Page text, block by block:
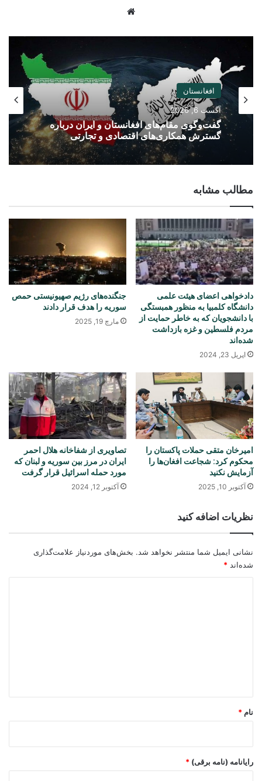
افغانستان
آگست 6, 2026
گفت‌وگوی مقام‌های افغانستان و ایران درباره
گسترش همکاری‌های اقتصادی و تجارتی
مطالب مشابه
دادخواهی اعضای هیئت علمی
دانشگاه کلمبیا به منظور همبستگی
با دانشجویان که به خاطر حمایت از
مردم فلسطین و غزه بازداشت
شده‌اند
اپریل 23, 2024
جنگنده‌های رژیم صهیونیستی حمص
سوریه را هدف قرار دادند
مارچ 19, 2025
امیرخان متقی حملات پاکستان را
محکوم کرد: شجاعت افغان‌ها را
آزمایش نکنید
آکتوبر 10, 2025
تصاویری از شفاخانه هلال احمر
ايران در مرز بين سوريه و لبنان که
مورد حمله اسرائیل قرار گرفت
آکتوبر 12, 2024
نظریات اضافه کنید
نشانی ایمیل شما منتشر نخواهد شد. بخش‌های موردنیاز علامت‌گذاری
شده‌اند *
نام *
رایانامه (نامه برقی) *